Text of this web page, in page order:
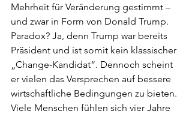
Mehrheit für Veränderung gestimmt –
und zwar in Form von Donald Trump.
Paradox? Ja, denn Trump war bereits
Präsident und ist somit kein klassischer
„Change-Kandidat“. Dennoch scheint
er vielen das Versprechen auf bessere
wirtschaftliche Bedingungen zu bieten.
Viele Menschen fühlen sich vier Jahre